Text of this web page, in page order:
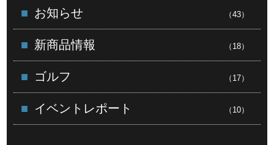
お知らせ （43）
新商品情報 （18）
ゴルフ （17）
イベントレポート （10）